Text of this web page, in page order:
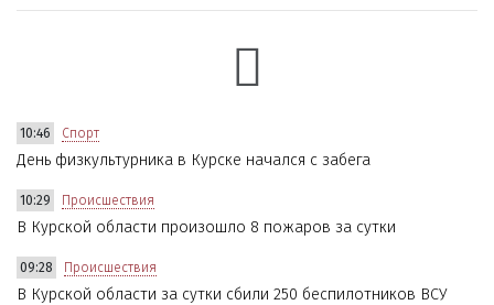
10:46 Спорт
День физкультурника в Курске начался с забега
10:29 Происшествия
В Курской области произошло 8 пожаров за сутки
09:28 Происшествия
В Курской области за сутки сбили 250 беспилотников ВСУ